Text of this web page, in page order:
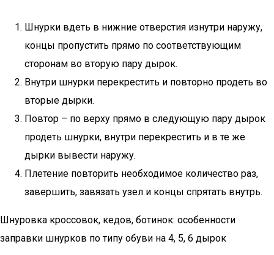
Шнурки вдеть в нижние отверстия изнутри наружу,
концы пропустить прямо по соответствующим
сторонам во вторую пару дырок.
Внутри шнурки перекрестить и повторно продеть во
вторые дырки.
Повтор – по верху прямо в следующую пару дырок
продеть шнурки, внутри перекрестить и в те же
дырки вывести наружу.
Плетение повторить необходимое количество раз,
завершить, завязать узел и концы спрятать внутрь.
Шнуровка кроссовок, кедов, ботинок: особенности
заправки шнурков по типу обуви на 4, 5, 6 дырок